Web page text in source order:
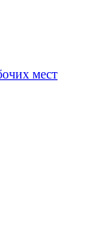
мест